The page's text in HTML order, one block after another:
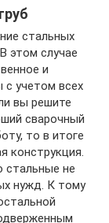
стальных
этом случае
и
с учетом всех
вы решите
сварочный
то в итоге
конструкция.
стальные не
нужд. К тому